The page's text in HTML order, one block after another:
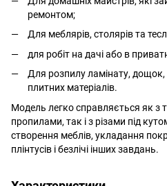
ремонтом;
Для меблярів, столярів та
для робіт на дачі або в
Для розпилу ламінату,
плитних матеріалів.
Модель легко справляється як з
пропилами, так і з різами під
створення меблів, укладання
плінтусів і безлічі інших завдань.